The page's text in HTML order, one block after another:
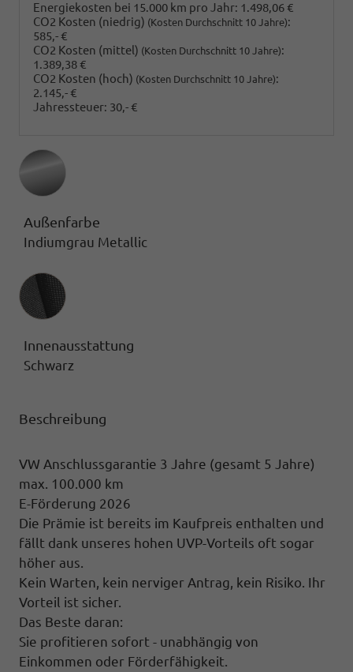
Energiekosten bei 15.000 km pro Jahr: 1.498,06 €
CO2 Kosten (niedrig) (Kosten Durchschnitt 10 Jahre):
585,- €
CO2 Kosten (mittel) (Kosten Durchschnitt 10 Jahre):
1.389,38 €
CO2 Kosten (hoch) (Kosten Durchschnitt 10 Jahre):
2.145,- €
Jahressteuer: 30,- €
Außenfarbe
Indiumgrau Metallic
Innenausstattung
Innenausstattung
Schwarz
Beschreibung
VW Anschlussgarantie 3 Jahre (gesamt 5 Jahre)
max. 100.000 km
E-Förderung 2026
Die Prämie ist bereits im Kaufpreis enthalten und
fällt dank unseres hohen UVP-Vorteils oft sogar
höher aus.
Kein Warten, kein nerviger Antrag, kein Risiko. Ihr
Vorteil ist sicher.
Das Beste daran:
Sie profitieren sofort - unabhängig von
Einkommen oder Förderfähigkeit.